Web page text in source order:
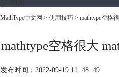
MathType中文网 > 使用技巧 > mathtype空格
mathtype空格很大
发布时间：2022-09-19 11: 48: 49